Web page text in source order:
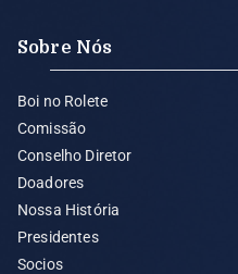
Sobre Nós
Boi no Rolete
Comissão
Conselho Diretor
Doadores
Nossa História
Presidentes
Socios